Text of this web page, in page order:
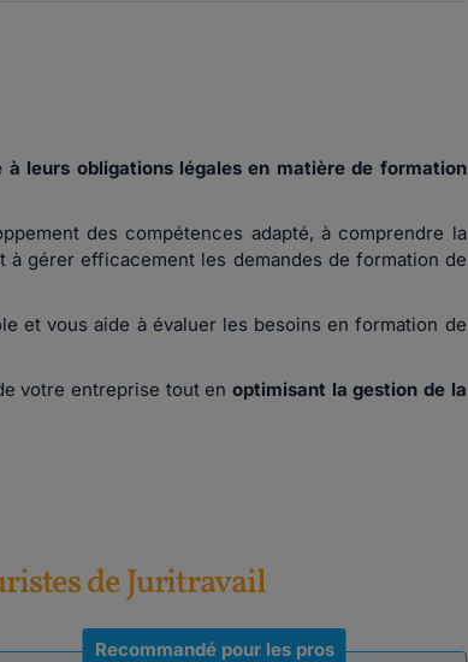
à leurs obligations légales en matière de formation
des compétences adapté, à comprendre la
gérer efficacement les demandes de formation de
et vous aide à évaluer les besoins en formation de
votre entreprise tout enoptimisant la gestion de la
de Juritravail
Recommandé pour les pros